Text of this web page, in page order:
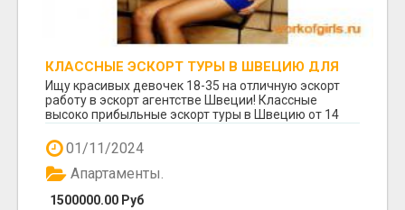
КЛАССНЫЕ ЭСКОРТ ТУРЫ В ШВЕЦИЮ ДЛЯ
ДЕВУШЕК.
Ищу красивых девочек 18-35 на отличную эскорт
работу в эскорт агентстве Швеции! Классные
высоко прибыльные эскорт туры в Швецию от 14
01/11/2024
1500000.00 Руб
Апартаменты.